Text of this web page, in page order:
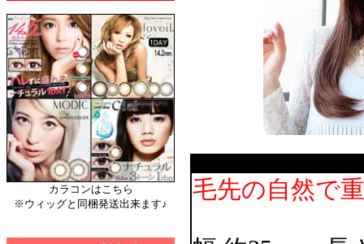
カラコンはこちら
※ウィッグと同梱発送出来ます♪
毛先の自然で